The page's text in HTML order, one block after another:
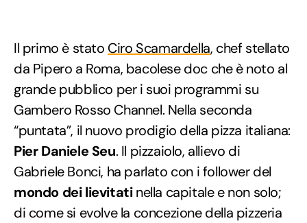
Il primo è stato Ciro Scamardella, chef stellato
da Pipero a Roma, bacolese doc che è noto al
grande pubblico per i suoi programmi su
Gambero Rosso Channel. Nella seconda
“puntata”, il nuovo prodigio della pizza italiana:
Pier Daniele Seu. Il pizzaiolo, allievo di
Gabriele Bonci, ha parlato con i follower del
mondo dei lievitatinella capitale e non solo;
di come si evolve la concezione della pizzeria